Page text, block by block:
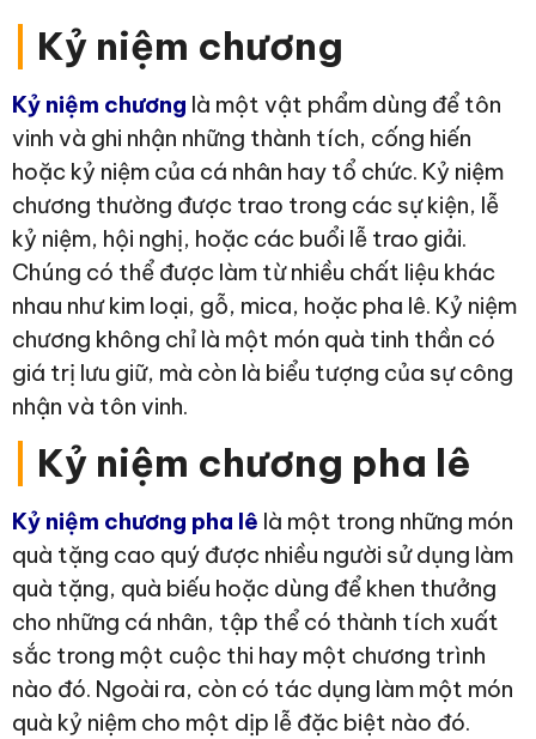
Kỷ niệm chương
Kỷ niệm chương là một vật phẩm dùng để tôn
vinh và ghi nhận những thành tích, cống hiến
hoặc kỷ niệm của cá nhân hay tổ chức. Kỷ niệm
chương thường được trao trong các sự kiện, lễ
kỷ niệm, hội nghị, hoặc các buổi lễ trao giải.
Chúng có thể được làm từ nhiều chất liệu khác
nhau như kim loại, gỗ, mica, hoặc pha lê. Kỷ niệm
chương không chỉ là một món quà tinh thần có
giá trị lưu giữ, mà còn là biểu tượng của sự công
nhận và tôn vinh.
Kỷ niệm chương pha lê
Kỷ niệm chương pha lê là một trong những món
quà tặng cao quý được nhiều người sử dụng làm
quà tặng, quà biếu hoặc dùng để khen thưởng
cho những cá nhân, tập thể có thành tích xuất
sắc trong một cuộc thi hay một chương trình
nào đó. Ngoài ra, còn có tác dụng làm một món
quà kỷ niệm cho một dịp lễ đặc biệt nào đó.